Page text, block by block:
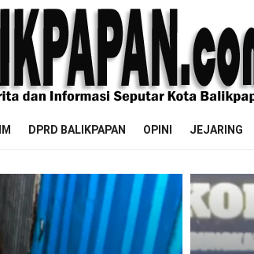
DPRD BALIKPAPAN OPINI JEJARING